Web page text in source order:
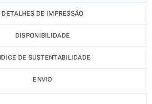
DETALHES DE IMPRESSÃO
DISPONIBILIDADE
DE SUSTENTABILIDADE
ENVIO